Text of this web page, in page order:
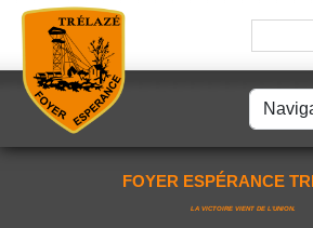
FOYER ESPÉRANCE
LA VICTOIRE VIENT DE L'UNION.
Panneau de gestion des cookies